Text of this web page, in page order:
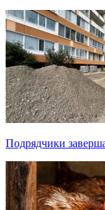
Подрядчики